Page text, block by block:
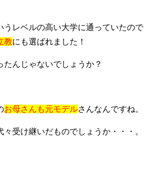
うレベルの高い大学に通っていたので
教にも選ばれました！
たんじゃないでしょうか？
お母さんも元モデルさんなんですね。
々受け継いだものでしょうか・・・。